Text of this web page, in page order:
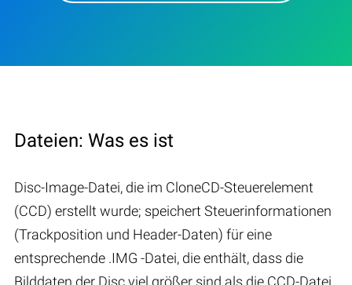
Dateien: Was es ist
Disc-Image-Datei, die im CloneCD-Steuerelement
(CCD) erstellt wurde; speichert Steuerinformationen
(Trackposition und Header-Daten) für eine
entsprechende .IMG -Datei, die enthält, dass die
Bilddaten der Disc viel größer sind als die CCD-Datei.